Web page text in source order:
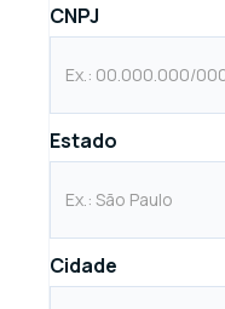
CNPJ
Estado
Cidade